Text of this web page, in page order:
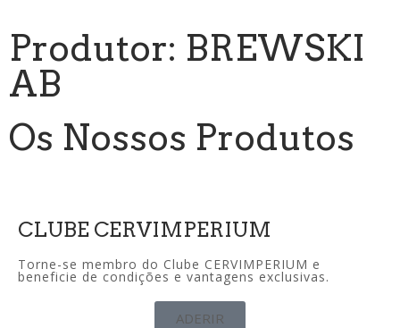
Produtor: BREWSKI
AB
Os Nossos Produtos
CLUBE CERVIMPERIUM
Torne-se membro do Clube CERVIMPERIUM e
beneficie de condições e vantagens exclusivas.
ADERIR